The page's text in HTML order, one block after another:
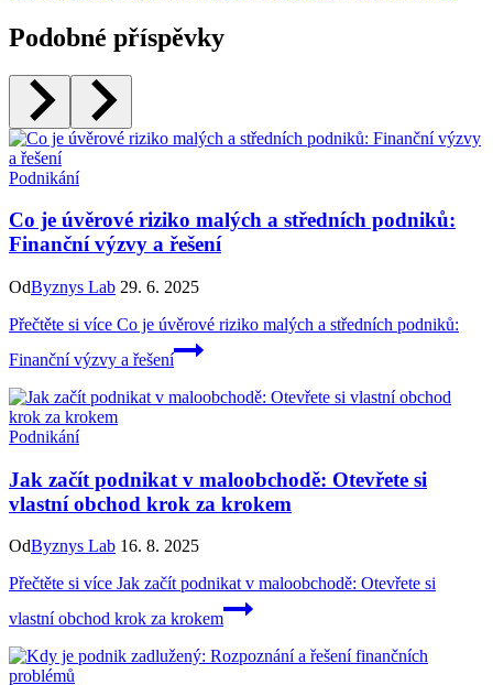
Podobné příspěvky
Podnikání
Co je úvěrové riziko malých a středních podniků:
Finanční výzvy a řešení
OdByznys Lab 29. 6. 2025
Přečtěte si více Co je úvěrové riziko malých a středních podniků:
Finanční výzvy a řešení
Podnikání
Jak začít podnikat v maloobchodě: Otevřete si
vlastní obchod krok za krokem
OdByznys Lab 16. 8. 2025
Přečtěte si více Jak začít podnikat v maloobchodě: Otevřete si
vlastní obchod krok za krokem